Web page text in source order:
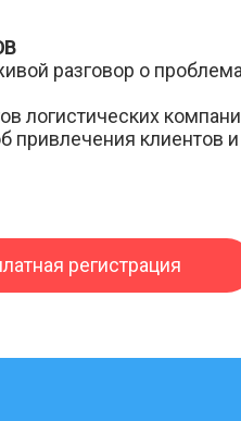
разговор о
логистических
клиентов
регистрация